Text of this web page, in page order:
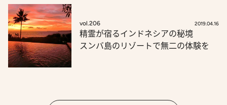
vol.206 2019.04.16
精霊が宿るインドネシアの秘境
スンバ島のリゾートで無二の体験を